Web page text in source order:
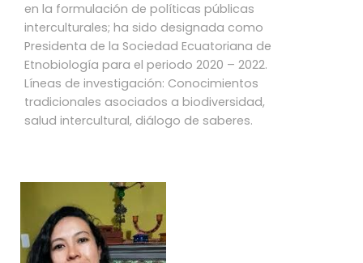
en la formulación de políticas públicas
interculturales; ha sido designada como
Presidenta de la Sociedad Ecuatoriana de
Etnobiología para el periodo 2020 – 2022.
Líneas de investigación: Conocimientos
tradicionales asociados a biodiversidad,
salud intercultural, diálogo de saberes.